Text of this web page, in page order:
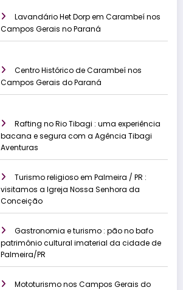
Lavandário Het Dorp em Carambeí nos
Campos Gerais no Paraná
Centro Histórico de Carambeí nos
Campos Gerais do Paraná
Rafting no Rio Tibagi : uma experiência
bacana e segura com a Agência Tibagi
Aventuras
Turismo religioso em Palmeira / PR :
visitamos a Igreja Nossa Senhora da
Conceição
Gastronomia e turismo : pão no bafo
patrimônio cultural imaterial da cidade de
Palmeira/PR
Mototurismo nos Campos Gerais do